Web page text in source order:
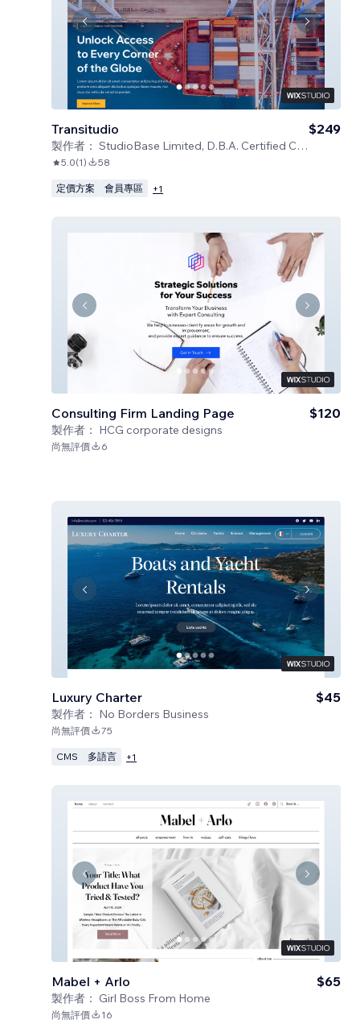
Transitudio
製作者： StudioBase Limited, D.B.A. Certified Code
$249
5.0(1) 58
定價方案 會員專區 +1
Consulting Firm Landing Page
製作者： HCG corporate designs
$120
尚無評價 6
Luxury Charter
製作者： No Borders Business
$45
尚無評價 75
CMS 多語言 +1
Mabel + Arlo
製作者： Girl Boss From Home
$65
尚無評價 16